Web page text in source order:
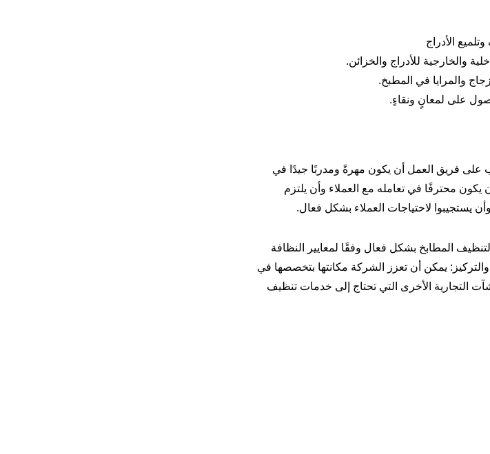
الأدراج
والخارجية للأدراج والخزائن.
والمرايا في المطبخ.
على لمعانٍ ونقاءٍ.
على فريق العمل أن يكون مهرةً ومدربًا جيدًا في
يكون محترفًا في تعامله مع العملاء وأن يلتزم
يستجيبوا لاحتياجات العملاء بشكل فعال.
المطابخ بشكل فعال وفقًا لمعايير النظافة
يمكن أن تعزز الشركة مكانتها بتخصصها في
التجارية الأخرى التي تحتاج إلى خدمات تنظيف